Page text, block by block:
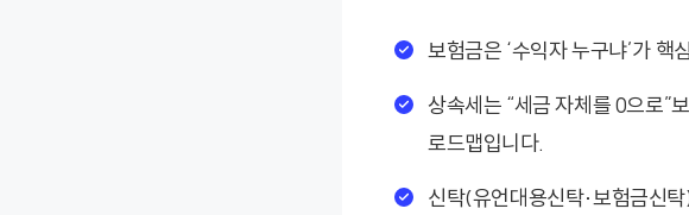
보험금은 ‘수익자 누구냐’가 핵
상속세는 “세금 자체를 0으로”
로드맵입니다.
신탁(유언대용신탁·보험금신